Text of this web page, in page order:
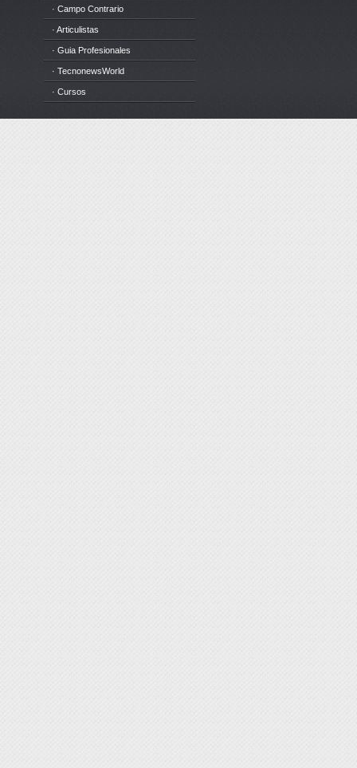
· Campo Contrario
· Articulistas
· Guia Profesionales
· TecnonewsWorld
· Cursos